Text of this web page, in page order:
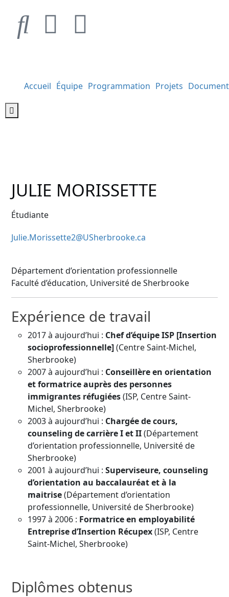
Accueil Équipe Programmation Projets
Hamburger Toggle Menu
JULIE MORISSETTE
Étudiante
Julie.Morissette2@USherbrooke.ca
Département d’orientation professionnelle
Faculté d’éducation, Université de Sherbrooke
Expérience de travail
2017 à aujourd’hui : Chef d’équipe ISP [Insertion
socioprofessionnelle](Centre Saint-Michel,
Sherbrooke)
2007 à aujourd’hui : Conseillère en orientation
et formatrice auprès des personnes
immigrantes réfugiées(ISP, Centre Saint-
Michel, Sherbrooke)
2003 à aujourd’hui : Chargée de cours,
counseling de carrière I et II(Département
d’orientation professionnelle, Université de
Sherbrooke)
2001 à aujourd’hui : Superviseure, counseling
d’orientation au baccalauréat et à la
maitrise(Département d’orientation
professionnelle, Université de Sherbrooke)
1997 à 2006 : Formatrice en employabilité
Entreprise d’Insertion Récupex(ISP, Centre
Saint-Michel, Sherbrooke)
Diplômes obtenus